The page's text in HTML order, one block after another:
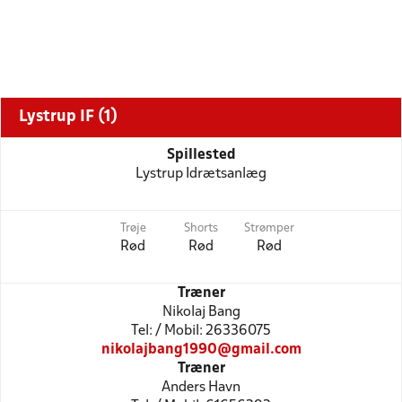
Lystrup IF (1)
Spillested
Lystrup Idrætsanlæg
Trøje
Rød
Shorts
Rød
Strømper
Rød
Træner
Nikolaj Bang
Tel: / Mobil: 26336075
nikolajbang1990@gmail.com
Træner
Anders Havn